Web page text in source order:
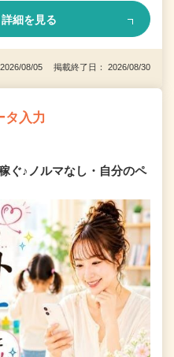
詳細を見る
08/05 掲載終了日： 2026/08/30
タ入力
ぐ♪ノルマなし・自分のペ